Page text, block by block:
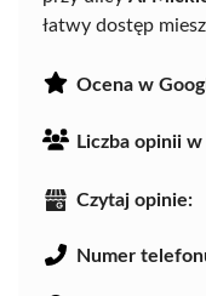
łatwy dostęp
Ocena w
Liczba opinii
Czytaj opinie:
Numer